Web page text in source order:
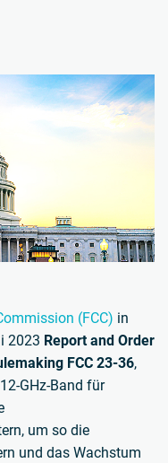
(FCC) in
2023 Report and Order
FCC 23-36,
GHz-Band für
um so die
und das Wachstum